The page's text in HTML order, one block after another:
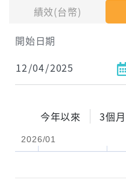
績效(台幣)
開始日期
今年以來 3個月
2026/01
試算區間
1年
配息金額